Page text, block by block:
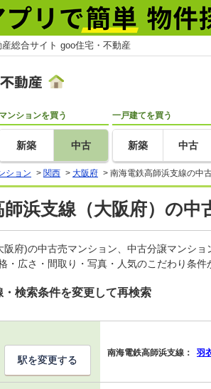
総合サイト goo住宅・不動産
マンションを買う
新築 中古
一戸建てを買う
新築 中古
ション > 関西 > 大阪府 > 南海電鉄高師浜支線の中
師浜支線（大阪府）の中
府)の中古売マンション、中古分譲マンシ
・広さ・間取り・写真・人気のこだわり条
検索条件を変更して再検索
南海電鉄高師浜支線： 羽
駅を変更する